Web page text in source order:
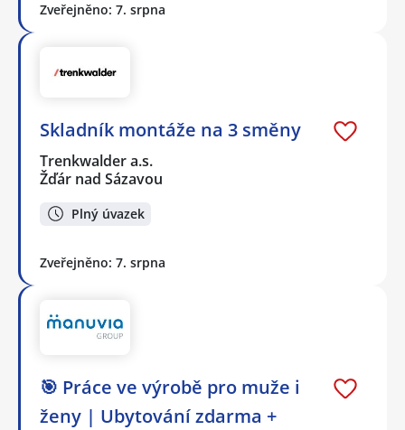
Zveřejněno: 7. srpna
Skladník montáže na 3 směny
Trenkwalder a.s.
Žďár nad Sázavou
Plný úvazek
Zveřejněno: 7. srpna
🎯 Práce ve výrobě pro muže i
ženy | Ubytování zdarma +